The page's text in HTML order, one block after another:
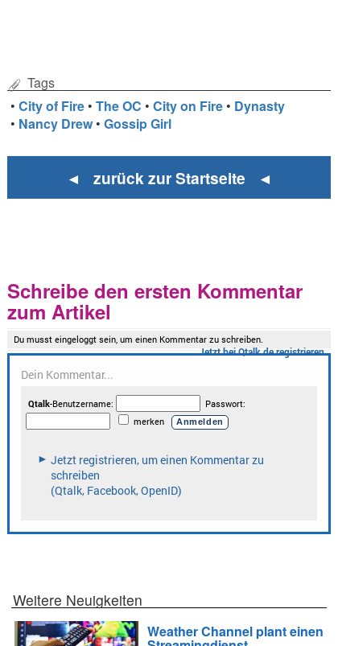
Tags
•City of Fire •The OC •City on Fire • Dynasty
• Nancy Drew •Gossip Girl
◄ zurück zur Startseite ◄
Schreibe den ersten Kommentar
zum Artikel
Weitere Neuigkeiten
Weather Channel plant einen